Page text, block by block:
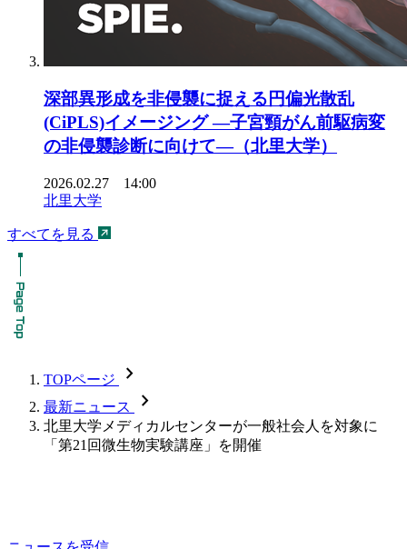
深部異形成を非侵襲に捉える円偏光散乱
(CiPLS)イメージング ―子宮頸がん前駆病変
の非侵襲診断に向けて―（北里大学）
2026.02.27 14:00
北里大学
すべてを見る
TOPページ chevron_forward
最新ニュース chevron_forward
北里大学メディカルセンターが一般社会人を対象に
「第21回微生物実験講座」を開催